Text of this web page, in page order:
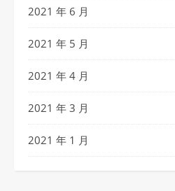
2021 年 6 月
2021 年 5 月
2021 年 4 月
2021 年 3 月
2021 年 1 月